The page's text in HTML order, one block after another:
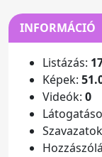
INFORMÁCIÓ
Listázás:
Képek:
Videók: 0